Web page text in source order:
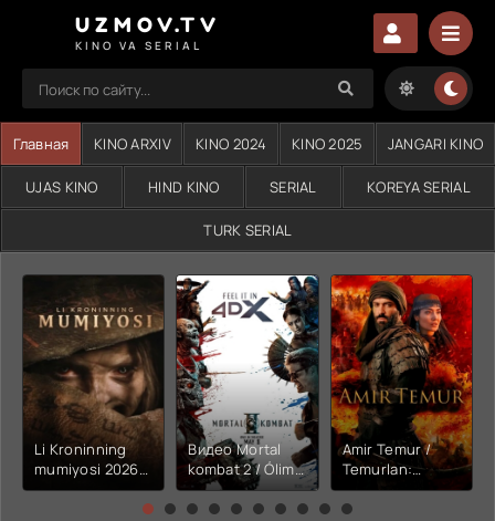
UZMOV.TV
KINO VA SERIAL
Главная KINO ARXIV KINO 2024 KINO 2025 JANGARI KINO
UJAS KINO HIND KINO SERIAL KOREYA SERIAL
TURK SERIAL
Li Kroninning
mumiyosi 2026
(uzbek tilida
kino) tarjima HD
Видео Mortal
kombat 2 / Ólim
jangi 2 (2026)
Uzbek tilida
Amir Temur /
Temurlan:
Fathchining
yuksalishi